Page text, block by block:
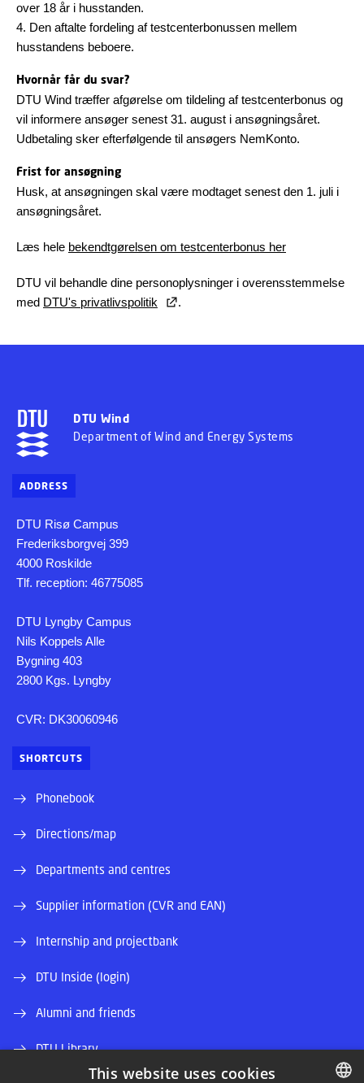
over 18 år i husstanden.
4. Den aftalte fordeling af testcenterbonussen mellem
husstandens beboere.
Hvornår får du svar?
DTU Wind træffer afgørelse om tildeling af testcenterbonus og
vil informere ansøger senest 31. august i ansøgningsåret.
Udbetaling sker efterfølgende til ansøgers NemKonto.
Frist for ansøgning
Husk, at ansøgningen skal være modtaget senest den 1. juli i
ansøgningsåret.
Læs hele bekendtgørelsen om testcenterbonus her
DTU vil behandle dine personoplysninger i overensstemmelse
med DTU's privatlivspolitik .
DTU Wind
Department of Wind and Energy Systems
ADDRESS
DTU Risø Campus
Frederiksborgvej 399
4000 Roskilde
Tlf. reception: 46775085
DTU Lyngby Campus
Nils Koppels Alle
Bygning 403
2800 Kgs. Lyngby
CVR: DK30060946
SHORTCUTS
Phonebook
Directions/map
Departments and centres
Supplier information (CVR and EAN)
Internship and projectbank
DTU Inside (login)
Alumni and friends
DTU Library
This website uses cookies